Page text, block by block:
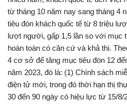
từ tháng 10 năm nay sang tháng 4
tiêu đón khách quốc tế từ 8 triệu
lượt người, gấp 1,5 lần so với mục
hoàn toàn có căn cứ và khả thi.
4 cơ sở để tăng mục tiêu đón 12
năm 2023, đó là: (1) Chính sách
điện tử mới, trong đó thời hạn thị
30 đến 90 ngày có hiệu lực từ 15/8/